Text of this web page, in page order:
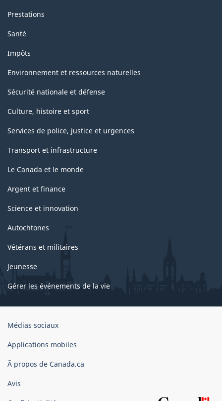
Prestations
Santé
Impôts
Environnement et ressources naturelles
Sécurité nationale et défense
Culture, histoire et sport
Services de police, justice et urgences
Transport et infrastructure
Le Canada et le monde
Argent et finance
Science et innovation
Autochtones
Vétérans et militaires
Jeunesse
Gérer les événements de la vie
Organisation
gouvernement
Canada
Médias sociaux
Applications mobiles
Ã propos de Canada.ca
Avis